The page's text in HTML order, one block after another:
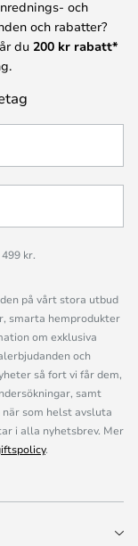
och
och rabatter?
du 200 kr rabatt*
kr.
på vårt stora utbud
smarta hemprodukter
om exklusiva
och
så fort vi får dem,
samt
som helst avsluta
i alla nyhetsbrev. Mer
.